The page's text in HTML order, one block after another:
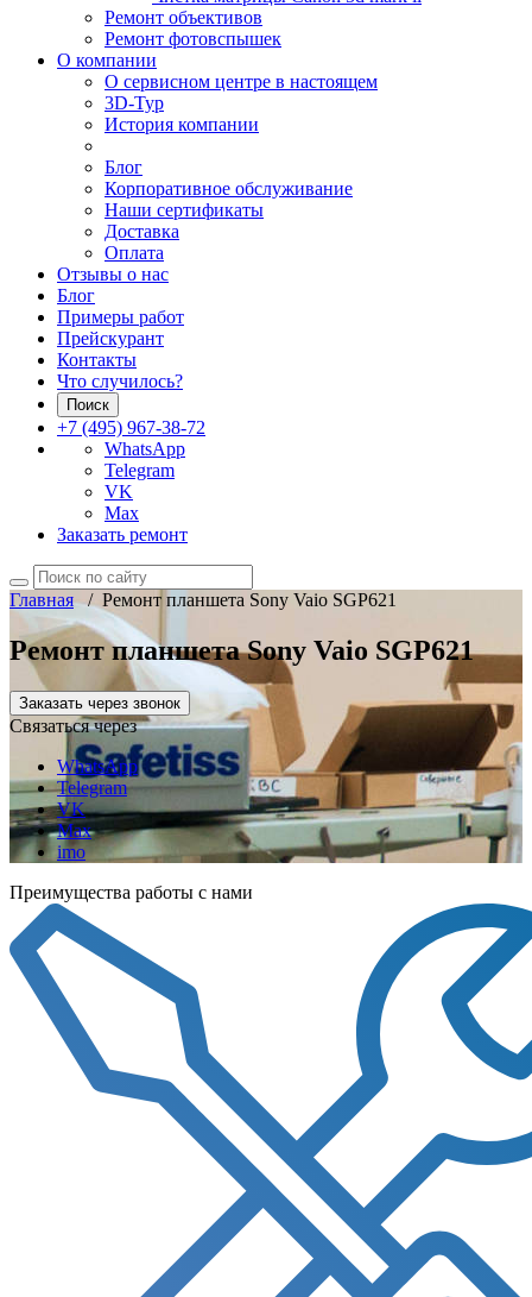
Ремонт объективов
Ремонт фотовспышек
О компании
О сервисном центре в настоящем
3D-Тур
История компании
Блог
Корпоративное обслуживание
Наши сертификаты
Доставка
Оплата
Отзывы о нас
Блог
Примеры работ
Прейскурант
Контакты
Что случилось?
Поиск
+7 (495) 967-38-72
WhatsApp
Telegram
VK
Max
Заказать ремонт
Главная/ Ремонт планшета Sony Vaio SGP621
Ремонт планшета Sony Vaio SGP621
Заказать через звонок
Связаться через
WhatsApp
Telegram
VK
Max
imo
Преимущества работы с нами